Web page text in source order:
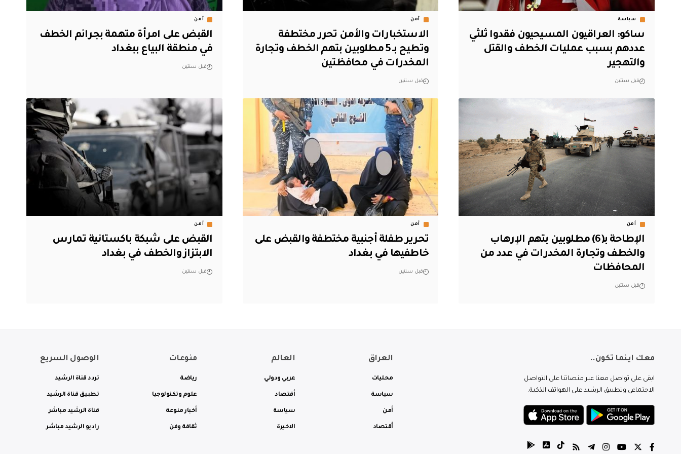
سياسة
ساكو: العراقيون المسيحيون فقدوا ثلثي
عددهم بسبب عمليات الخطف والقتل
والتهجير
قبل سنتين
أمن
الاستخبارات والأمن تحرر مختطفة
وتطيح بـ 5 مطلوبين بتهم الخطف وتجارة
المخدرات في محافظتين
قبل سنتين
أمن
القبض على امرأة متهمة بجرائم الخطف
في منطقة البياع ببغداد
قبل سنتين
أمن
الإطاحة بـ(6) مطلوبين بتهم الإرهاب
والخطف وتجارة المخدرات في عدد من
المحافظات
قبل سنتين
أمن
تحرير طفلة أجنبية مختطفة والقبض على
خاطفيها في بغداد
قبل سنتين
أمن
القبض على شبكة باكستانية تمارس
الابتزاز والخطف في بغداد
قبل سنتين
معك اينما تكون..
ابقى على تواصل معنا عبر منصاتنا على التواصل
الاجتماعي وتطبيق الرشيد على الهواتف الذكية.
العراق
محليات
سياسة
أمن
أقتصاد
العالم
عربي ودولي
أقتصاد
سياسة
الاخيرة
منوعات
رياضة
علوم وتكنولوجيا
أخبار منوعة
ثقافة وفن
الوصول السريع
تردد قناة الرشيد
تطبيق قناة الرشيد
قناة الرشيد مباشر
راديو الرشيد مباشر